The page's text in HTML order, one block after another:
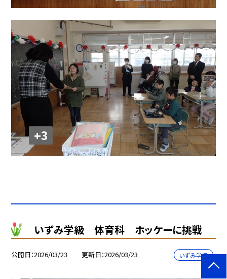
+3
いずみ学級 体育科 ホッケーに挑戦
公開日 2026/03/23 更新日 2026/03/23 いずみ学級